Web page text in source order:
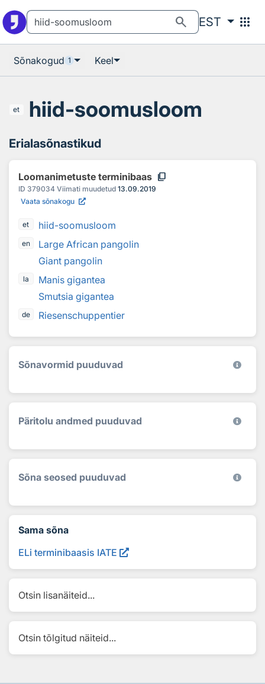
search EST apps
Sõnakogud 1 Keel
et hiid-soomusloom
Erialasõnastikud
Loomanimetuste terminibaas content_copy
ID 379034 Viimati muudetud 13.09.2019
Vaata sõnakogu
et hiid-soomusloom
en
Large African pangolin
Giant pangolin
la
Manis gigantea
Smutsia gigantea
de Riesenschuppentier
Sõnavormid puuduvad
Päritolu andmed puuduvad
Sõna seosed puuduvad
Sama sõna
ELi terminibaasis IATE
Otsin lisanäiteid...
Otsin tõlgitud näiteid...